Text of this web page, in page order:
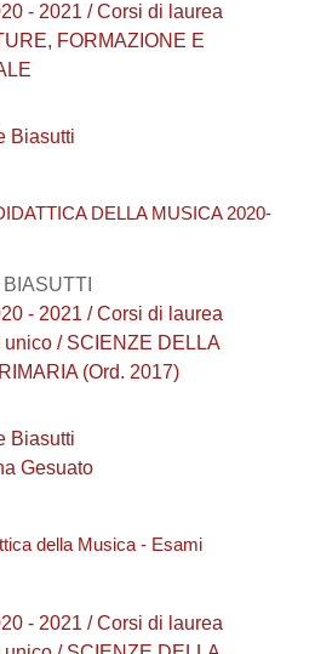
- 2021 / Corsi di laurea
FORMAZIONE E
Biasutti
DELLA MUSICA 2020-
- 2021 / Corsi di laurea
/ SCIENZE DELLA
(Ord. 2017)
Biasutti
Gesuato
della Musica - Esami
- 2021 / Corsi di laurea